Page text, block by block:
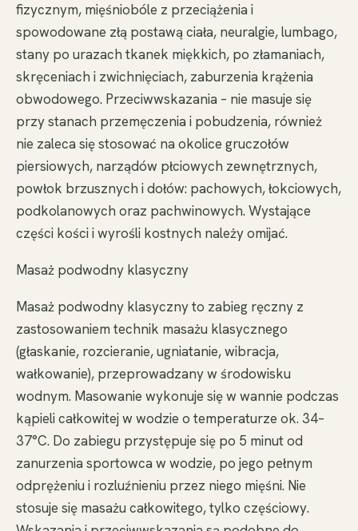
fizycznym, mięśniobóle z przeciążenia i
spowodowane złą postawą ciała, neuralgie, lumbago,
stany po urazach tkanek miękkich, po złamaniach,
skręceniach i zwichnięciach, zaburzenia krążenia
obwodowego. Przeciwwskazania – nie masuje się
przy stanach przemęczenia i pobudzenia, również
nie zaleca się stosować na okolice gruczołów
piersiowych, narządów płciowych zewnętrznych,
powłok brzusznych i dołów: pachowych, łokciowych,
podkolanowych oraz pachwinowych. Wystające
części kości i wyrośli kostnych należy omijać.
Masaż podwodny klasyczny
Masaż podwodny klasyczny to zabieg ręczny z
zastosowaniem technik masażu klasycznego
(głaskanie, rozcieranie, ugniatanie, wibracja,
wałkowanie), przeprowadzany w środowisku
wodnym. Masowanie wykonuje się w wannie podczas
kąpieli całkowitej w wodzie o temperaturze ok. 34–
37°C. Do zabiegu przystępuje się po 5 minut od
zanurzenia sportowca w wodzie, po jego pełnym
odprężeniu i rozluźnieniu przez niego mięśni. Nie
stosuje się masażu całkowitego, tylko częściowy.